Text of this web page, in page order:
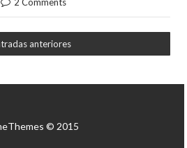
r
n A
p
p
p
ar
r
2 Comments
anteriores
© 2015